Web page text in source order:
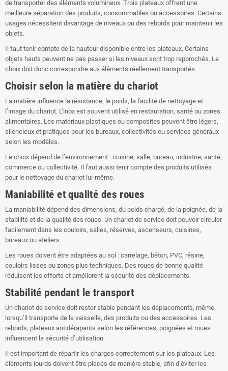
de transporter des éléments volumineux. Trois plateaux offrent une
meilleure séparation des produits, consommables ou accessoires. Certains
usages nécessitent davantage de niveaux ou des rebords pour maintenir les
objets.
Il faut tenir compte de la hauteur disponible entre les plateaux. Certains
objets hauts peuvent ne pas passer si les niveaux sont trop rapprochés. Le
choix doit donc correspondre aux éléments réellement transportés.
Choisir selon la matière du chariot
La matière influence la résistance, le poids, la facilité de nettoyage et
l’image du chariot. L’inox est souvent utilisé en restauration, santé ou zones
alimentaires. Les matériaux plastiques ou composites peuvent être légers,
silencieux et pratiques pour les bureaux, collectivités ou services généraux
selon les modèles.
Le choix dépend de l’environnement : cuisine, salle, bureau, industrie, santé,
commerce ou collectivité. Il faut aussi tenir compte des produits utilisés
pour le nettoyage du chariot lui-même.
Maniabilité et qualité des roues
La maniabilité dépend des dimensions, du poids chargé, de la poignée, de la
stabilité et de la qualité des roues. Un chariot de service doit pouvoir circuler
facilement dans les couloirs, salles, réserves, ascenseurs, cuisines,
bureaux ou ateliers.
Les roues doivent être adaptées au sol : carrelage, béton, PVC, résine,
couloirs lisses ou zones plus techniques. Des roues de bonne qualité
réduisent les efforts et améliorent la sécurité des déplacements.
Stabilité pendant le transport
Un chariot de service doit rester stable pendant les déplacements, même
lorsqu’il transporte de la vaisselle, des produits ou des accessoires. Les
rebords, plateaux antidérapants selon les références, poignées et roues
influencent la sécurité d’utilisation.
Il est important de répartir les charges correctement sur les plateaux. Les
éléments lourds doivent être placés de manière stable, afin d’éviter les